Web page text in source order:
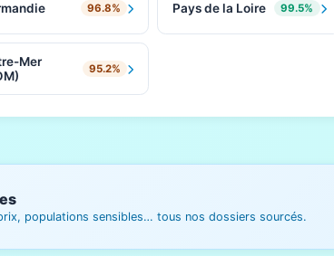
96.8% Pays de la Loire 99.5%
Mer
95.2%
populations sensibles… tous nos dossiers sourcés.